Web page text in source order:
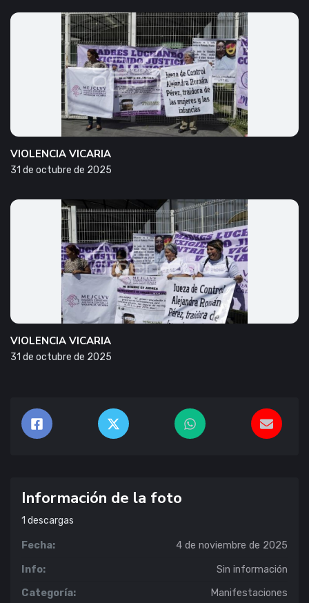
VIOLENCIA VICARIA
31 de octubre de 2025
VIOLENCIA VICARIA
31 de octubre de 2025
Información de la foto
1 descargas
Fecha: 4 de noviembre de 2025
Info: Sin información
Categoría: Manifestaciones